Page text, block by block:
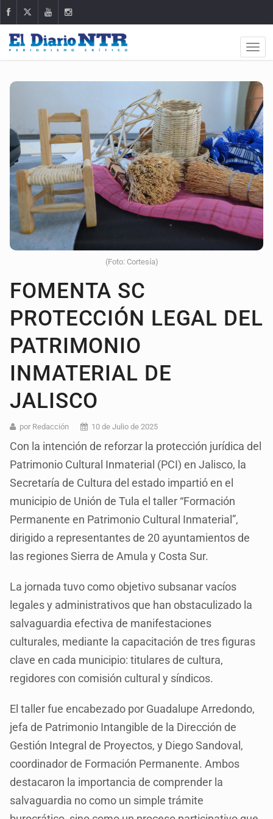
(Foto: Cortesía)
FOMENTA SC
PROTECCIÓN LEGAL DEL
PATRIMONIO
INMATERIAL DE
JALISCO
por Redacción 10 de Julio de 2025
Con la intención de reforzar la protección jurídica del
Patrimonio Cultural Inmaterial (PCI) en Jalisco, la
Secretaría de Cultura del estado impartió en el
municipio de Unión de Tula el taller “Formación
Permanente en Patrimonio Cultural Inmaterial”,
dirigido a representantes de 20 ayuntamientos de
las regiones Sierra de Amula y Costa Sur.
La jornada tuvo como objetivo subsanar vacíos
legales y administrativos que han obstaculizado la
salvaguardia efectiva de manifestaciones
culturales, mediante la capacitación de tres figuras
clave en cada municipio: titulares de cultura,
regidores con comisión cultural y síndicos.
El taller fue encabezado por Guadalupe Arredondo,
jefa de Patrimonio Intangible de la Dirección de
Gestión Integral de Proyectos, y Diego Sandoval,
coordinador de Formación Permanente. Ambos
destacaron la importancia de comprender la
salvaguardia no como un simple trámite